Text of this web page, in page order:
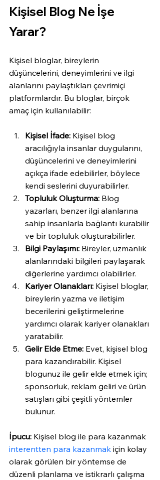
Kişisel Blog Ne İşe
Yarar?
Kişisel bloglar, bireylerin
düşüncelerini, deneyimlerini ve ilgi
alanlarını paylaştıkları çevrimiçi
platformlardır. Bu bloglar, birçok
amaç için kullanılabilir:
Kişisel İfade: Kişisel blog
aracılığıyla insanlar duygularını,
düşüncelerini ve deneyimlerini
açıkça ifade edebilirler, böylece
kendi seslerini duyurabilirler.
Topluluk Oluşturma: Blog
yazarları, benzer ilgi alanlarına
sahip insanlarla bağlantı kurabilir
ve bir topluluk oluşturabilirler.
Bilgi Paylaşımı: Bireyler, uzmanlık
alanlarındaki bilgileri paylaşarak
diğerlerine yardımcı olabilirler.
Kariyer Olanakları: Kişisel bloglar,
bireylerin yazma ve iletişim
becerilerini geliştirmelerine
yardımcı olarak kariyer olanakları
yaratabilir.
Gelir Elde Etme: Evet, kişisel blog
para kazandırabilir. Kişisel
blogunuz ile gelir elde etmek için;
sponsorluk, reklam geliri ve ürün
satışları gibi çeşitli yöntemler
bulunur.
İpucu: Kişisel blog ile para kazanmak
interentten para kazanmak için kolay
olarak görülen bir yöntemse de
düzenli planlama ve istikrarlı çalışma